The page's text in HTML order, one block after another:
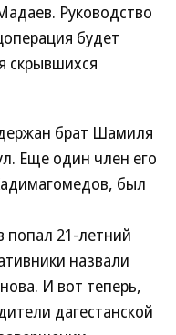
Руководство
будет
скрывшихся
брат Шамиля
Еще один член его
был
попал 21-летний
назвали
И вот теперь,
дагестанской